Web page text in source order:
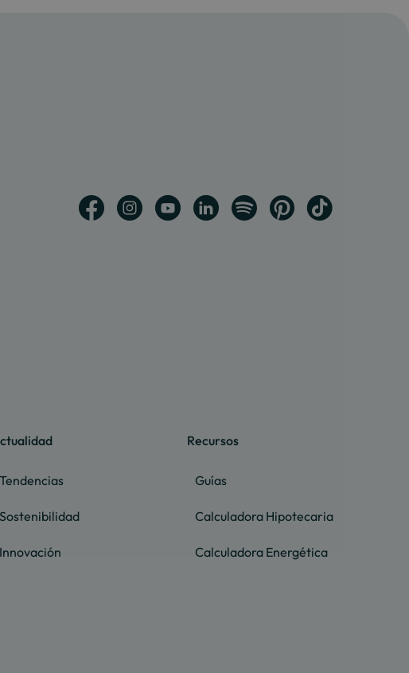
Tendencias
Sostenibilidad
Innovación
Recursos
Guías
Calculadora Hipotecaria
Calculadora Energética